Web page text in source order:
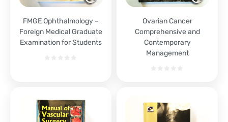
FMGE Ophthalmology –
Foreign Medical Graduate
Examination for Students
Ovarian Cancer
Comprehensive and
Contemporary
Management